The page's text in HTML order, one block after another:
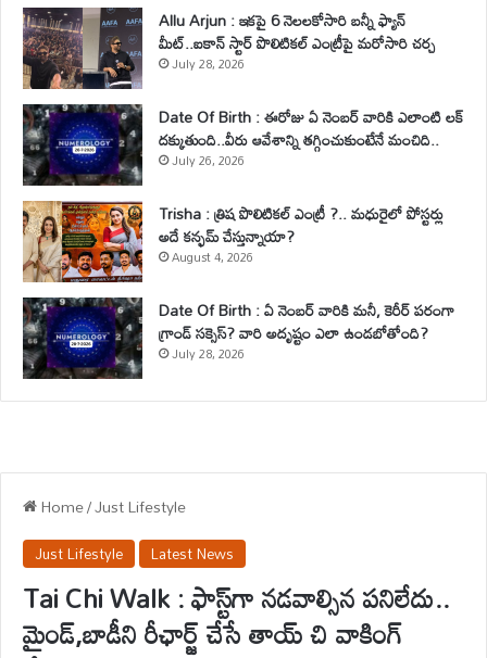
Allu Arjun : ఇకపై 6 నెలలకోసారి బన్నీ ఫ్యాన్
మీట్..ఐకాన్ స్టార్ పొలిటికల్ ఎంట్రీపై మరోసారి చర్చ
July 28, 2026
Date Of Birth : ఈరోజు ఏ నెంబర్ వారికి ఎలాంటి లక్
దక్కుతుంది..వీరు ఆవేశాన్ని తగ్గించుకుంటేనే మంచిది..
July 26, 2026
Trisha : త్రిష పొలిటికల్ ఎంట్రీ ?.. మధురైలో పోస్టర్లు
అదే కన్ఫమ్ చేస్తున్నాయా?
August 4, 2026
Date Of Birth : ఏ నెంబర్ వారికి మనీ, కెరీర్ పరంగా
గ్రాండ్ సక్సెస్? వారి అదృష్టం ఎలా ఉండబోతోంది?
July 28, 2026